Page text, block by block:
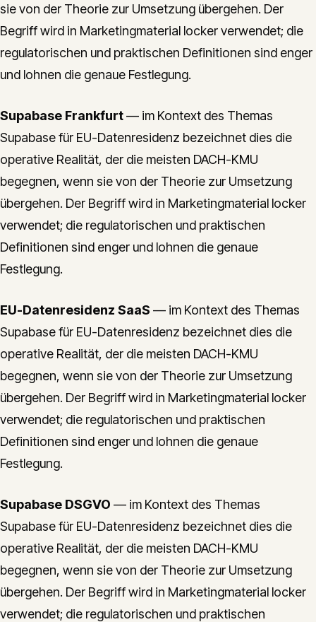
sie von der Theorie zur Umsetzung übergehen. Der
Begriff wird in Marketingmaterial locker verwendet; die
regulatorischen und praktischen Definitionen sind enger
und lohnen die genaue Festlegung.
Supabase Frankfurt— im Kontext des Themas
Supabase für EU-Datenresidenz bezeichnet dies die
operative Realität, der die meisten DACH-KMU
begegnen, wenn sie von der Theorie zur Umsetzung
übergehen. Der Begriff wird in Marketingmaterial locker
verwendet; die regulatorischen und praktischen
Definitionen sind enger und lohnen die genaue
Festlegung.
EU-Datenresidenz SaaS — im Kontext des Themas
Supabase für EU-Datenresidenz bezeichnet dies die
operative Realität, der die meisten DACH-KMU
begegnen, wenn sie von der Theorie zur Umsetzung
übergehen. Der Begriff wird in Marketingmaterial locker
verwendet; die regulatorischen und praktischen
Definitionen sind enger und lohnen die genaue
Festlegung.
Supabase DSGVO — im Kontext des Themas
Supabase für EU-Datenresidenz bezeichnet dies die
operative Realität, der die meisten DACH-KMU
begegnen, wenn sie von der Theorie zur Umsetzung
übergehen. Der Begriff wird in Marketingmaterial locker
verwendet; die regulatorischen und praktischen